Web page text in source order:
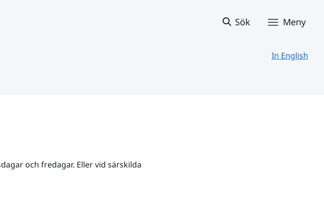
Sök Meny
In English
och fredagar. Eller vid särskilda